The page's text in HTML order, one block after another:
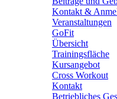
Kontakt &
Veranstaltungen
GoFit
Übersicht
Trainingsfläche
Kursangebot
Cross Workout
Kontakt
Betriebliches